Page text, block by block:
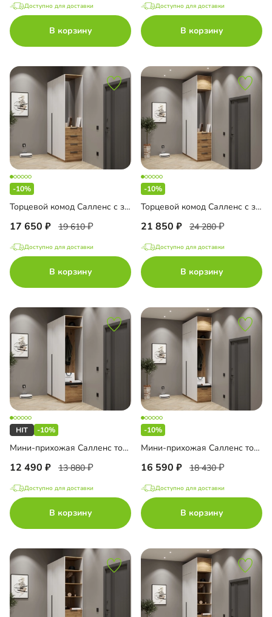
Доступно для доставки
В корзину
Доступно для доставки
В корзину
-10%
Торцевой комод Салленс с зеркалом
17 650 19 610
Доступно для доставки
В корзину
-10%
Торцевой комод Салленс с зеркалом и антресолью
21 850 24 280
Доступно для доставки
В корзину
-10%
Мини-прихожая Салленс торцевая
12 490 13 880
Доступно для доставки
В корзину
-10%
Мини-прихожая Салленс торцевая с антресолью
16 590 18 430
Доступно для доставки
В корзину